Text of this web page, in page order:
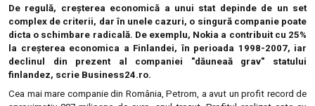
De regulă, creşterea economică a unui stat depinde de un set
complex de criterii, dar în unele cazuri, o singură companie poate
dicta o schimbare radicală. De exemplu, Nokia a contribuit cu 25%
la creşterea economica a Finlandei, în perioada 1998-2007, iar
declinul din prezent al companiei "dăuneaă grav" statului
finlandez, scrie Business24.ro.
Cea mai mare companie din România, Petrom, a avut un profit record de